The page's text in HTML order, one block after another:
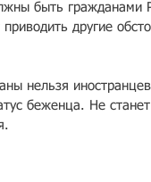
бы­ть гражданами
другие
нель­зя
беженц­а. Не станет